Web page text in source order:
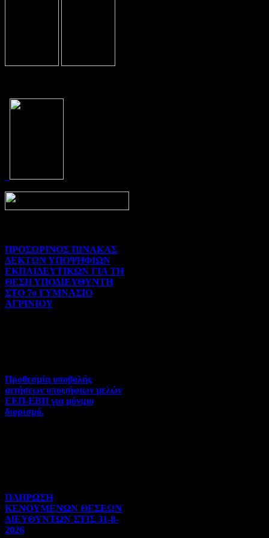
ΠΡΟΣΩΡΙΝΟΣ ΠΙΝΑΚΑΣ
ΔΕΚΤΩΝ ΥΠΟΨΗΦΙΩΝ
ΕΚΠΑΙΔΕΥΤΙΚΩΝ ΓΙΑ ΤΗ
ΘΕΣΗ ΥΠΟΔΙΕΥΘΥΝΤΗ
ΣΤΟ 7ο ΓΥΜΝΑΣΙΟ
ΑΓΡΙΝΙΟΥ
Προθεσμία υποβολής
αιτήσεων υποψήφιων μελών
ΕΕΠ-ΕΒΠ για μόνιμο
διορισμό.
ΠΛΗΡΩΣΗ
ΚΕΝΟΥΜΕΝΩΝ ΘΕΣΕΩΝ
ΔΙΕΥΘΥΝΤΩΝ ΣΤΙΣ 31-8-
2026